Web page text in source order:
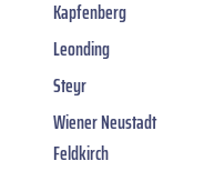
Kapfenberg
Leonding
Steyr
Wiener Neustadt
Feldkirch